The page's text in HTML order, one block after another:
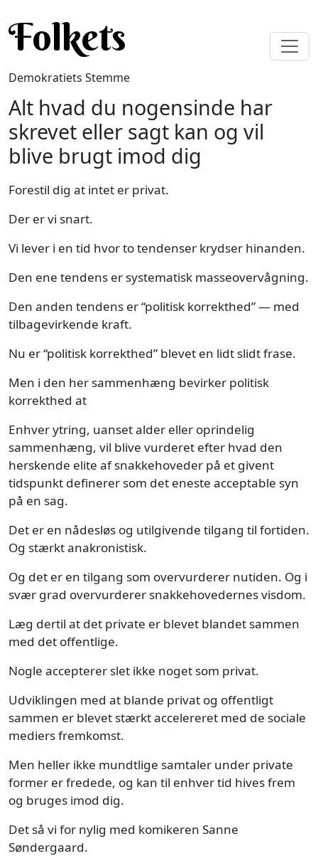
Folkets
Demokratiets Stemme
Alt hvad du nogensinde har
skrevet eller sagt kan og vil
blive brugt imod dig
Forestil dig at intet er privat.
Der er vi snart.
Vi lever i en tid hvor to tendenser krydser hinanden.
Den ene tendens er systematisk masseovervågning.
Den anden tendens er “politisk korrekthed” — med
tilbagevirkende kraft.
Nu er “politisk korrekthed” blevet en lidt slidt frase.
Men i den her sammenhæng bevirker politisk
korrekthed at
Enhver ytring, uanset alder eller oprindelig
sammenhæng, vil blive vurderet efter hvad den
herskende elite af snakkehoveder på et givent
tidspunkt definerer som det eneste acceptable syn
på en sag.
Det er en nådesløs og utilgivende tilgang til fortiden.
Og stærkt anakronistisk.
Og det er en tilgang som overvurderer nutiden. Og i
svær grad overvurderer snakkehovedernes visdom.
Læg dertil at det private er blevet blandet sammen
med det offentlige.
Nogle accepterer slet ikke noget som privat.
Udviklingen med at blande privat og offentligt
sammen er blevet stærkt accelereret med de sociale
mediers fremkomst.
Men heller ikke mundtlige samtaler under private
former er fredede, og kan til enhver tid hives frem
og bruges imod dig.
Det så vi for nylig med komikeren Sanne
Søndergaard.